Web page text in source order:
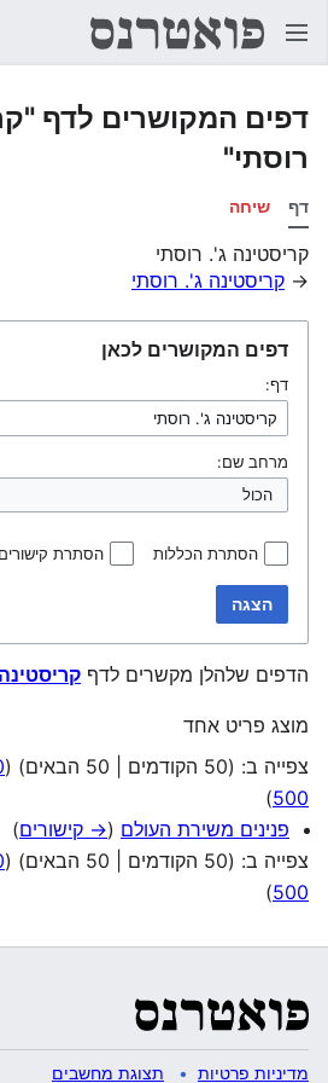
דפים המקושרים לדף
רוסתי"
דף שיחה
קריסטינה ג'. רוסתי
→ קריסטינה ג'. רוסתי
דפים המקושרים לכאן
דף:
מרחב שם:
הסתרת הכללות הסתרת קישורים
הצגה
הדפים שלהלן מקשרים לדף
מוצג פריט אחד
צפייה ב: (50 הקודמים 50 הבאים ) (
500
)
פנינים משירת העולם (→ קישורים)
צפייה ב: (50 הקודמים 50 הבאים ) (
500
)
מדיניות פרטיות תצוגת מחשבים